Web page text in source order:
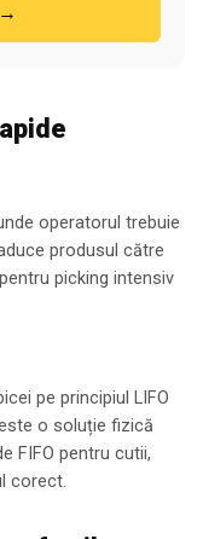
operatorul trebuie
produsul către
picking intensiv
pe principiul LIFO
o soluție fizică
FIFO pentru cutii,
corect.